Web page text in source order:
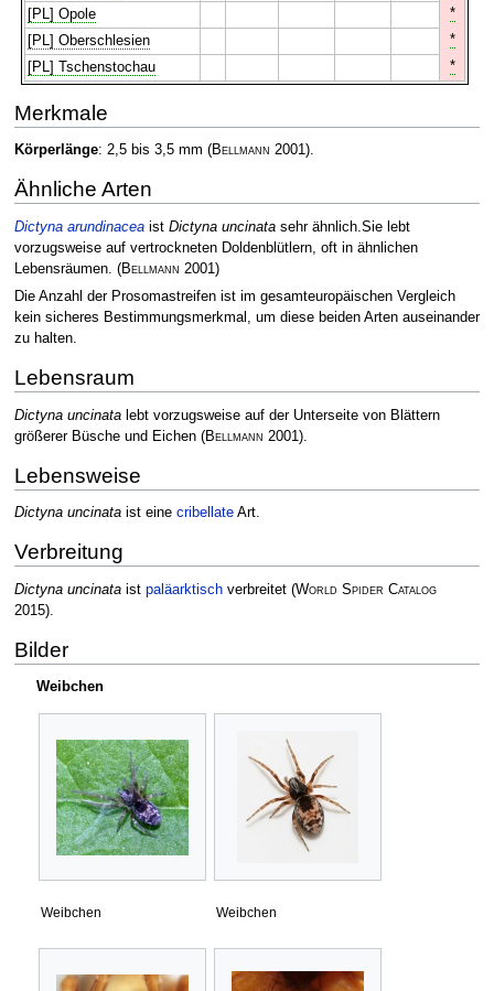
[PL] Opole
*
[PL] Oberschlesien
*
[PL] Tschenstochau
*
Merkmale
Körperlänge: 2,5 bis 3,5 mm (Bellmann 2001).
Ähnliche Arten
Dictyna arundinaceaist Dictyna uncinatasehr ähnlich.Sie lebt
vorzugsweise auf vertrockneten Doldenblütlern, oft in ähnlichen
Lebensräumen. (Bellmann 2001)
Die Anzahl der Prosomastreifen ist im gesamteuropäischen Vergleich
kein sicheres Bestimmungsmerkmal, um diese beiden Arten auseinander
zu halten.
Lebensraum
Dictyna uncinatalebt vorzugsweise auf der Unterseite von Blättern
größerer Büsche und Eichen (Bellmann 2001).
Lebensweise
Dictyna uncinataist eine cribellateArt.
Verbreitung
Dictyna uncinataist paläarktischverbreitet (World Spider Catalog
2015).
Bilder
Weibchen
Weibchen Weibchen